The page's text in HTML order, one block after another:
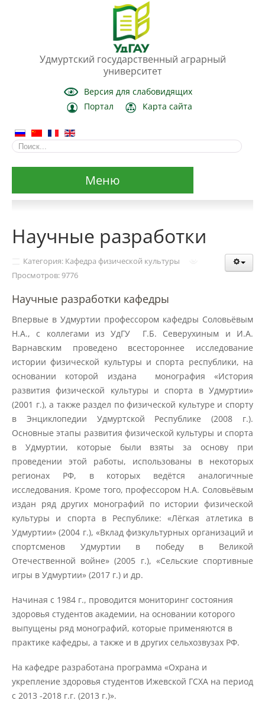
Удмуртский государственный аграрный
университет
Версия для слабовидящих
Портал
Карта сайта
Меню
Основные сведения
Структура и органы управления
образовательной организацией
Документы
Образовательные стандарты и
требования
Образование
Руководство
Педагогический состав
Материально-техническое
обеспечение и оснащенность
образовательного процесса
Стипендии и меры поддержки
обучающихся
Платные образовательные услуги
Финансово-хозяйственная
деятельность
Научные разработки
Категория: Кафедра физической культуры
Просмотров: 9776
Научные разработки кафедры
Впервые в Удмуртии профессором кафедры Соловьёвым
Н.А., с коллегами из УдГУ Г.Б. Северухиным и И.А.
Варнавским проведено всестороннее исследование
истории физической культуры и спорта республики, на
основании которой издана монография «История
развития физической культуры и спорта в Удмуртии»
(2001 г.), а также раздел по физической культуре и спорту
в Энциклопедии Удмуртской Республике (2008 г.).
Основные этапы развития физической культуры и спорта
в Удмуртии, которые были взяты за основу при
проведении этой работы, использованы в некоторых
регионах РФ, в которых ведётся аналогичные
исследования. Кроме того, профессором Н.А. Соловьёвым
издан ряд других монографий по истории физической
культуры и спорта в Республике: «Лёгкая атлетика в
Удмуртии» (2004 г.), «Вклад физкультурных организаций и
спортсменов Удмуртии в победу в Великой
Отечественной войне» (2005 г.), «Сельские спортивные
игры в Удмуртии» (2017 г.) и др.
Начиная с 1984 г., проводится мониторинг состояния
здоровья студентов академии, на основании которого
выпущены ряд монографий, которые применяются в
практике кафедры, а также и в других сельхозвузах РФ.
На кафедре разработана программа «Охрана и
укрепление здоровья студентов Ижевской ГСХА на период
с 2013 -2018 г.г. (2013 г.)».